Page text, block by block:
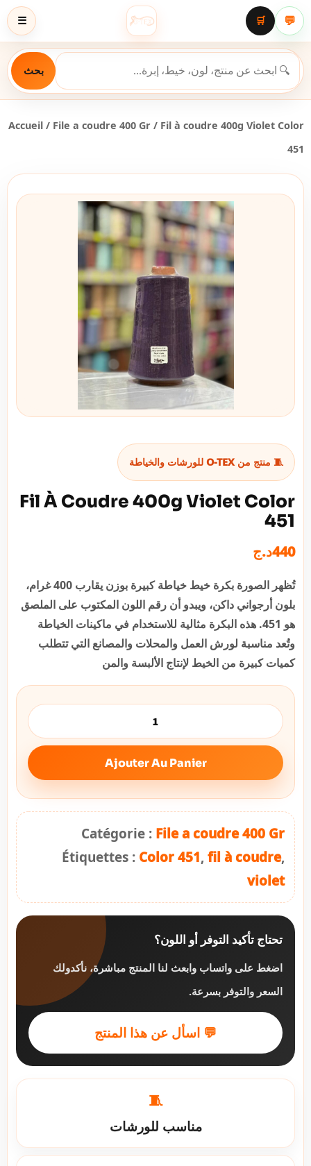
☰ 💬
🛒
بحث
Accueil / File a coudre 400 Gr / Fil à coudre 400g Violet Color
451
🧵 منتج من O-TEX للورشات والخياطة
Fil À Coudre 400g Violet Color
451
440د.ج
تُظهر الصورة بكرة خيط خياطة كبيرة بوزن يقارب 400 غرام،
بلون أرجواني داكن، ويبدو أن رقم اللون المكتوب على الملصق
هو 451. هذه البكرة مثالية للاستخدام في ماكينات الخياطة
وتُعد مناسبة لورش العمل والمحلات والمصانع التي تتطلب
كميات كبيرة من الخيط لإنتاج الألبسة والمن
Ajouter Au Panier
Catégorie : File a coudre 400 Gr
Étiquettes : Color 451, fil à coudre,
violet
تحتاج تأكيد التوفر أو اللون؟
اضغط على واتساب وابعث لنا المنتج مباشرة، نأكدولك
السعر والتوفر بسرعة.
💬 اسأل عن هذا المنتج
🧵
مناسب للورشات